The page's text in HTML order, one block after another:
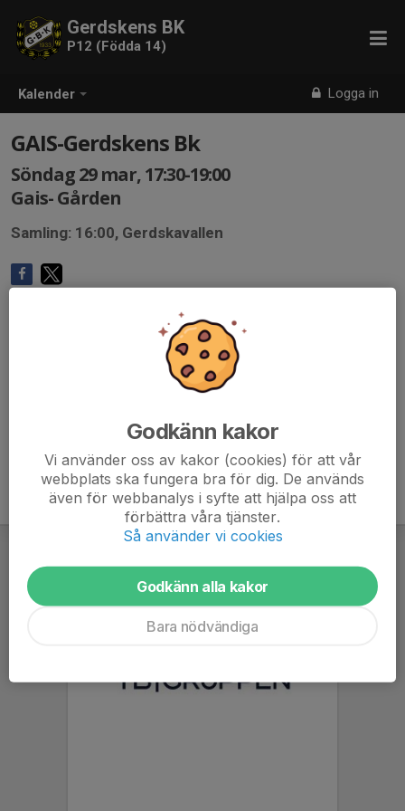
Kalender Logga in
Gerdskens BK
P12 (Födda 14)
GAIS-Gerdskens Bk
Söndag 29 mar, 17:30-19:00
Gais- Gården
Samling: 16:00, Gerdskavallen
Godkänn kakor
Vi använder oss av kakor (cookies) för att vår
webbplats ska fungera bra för dig. De används
även för webbanalys i syfte att hjälpa oss att
förbättra våra tjänster.
Så använder vi cookies
Godkänn alla kakor
Bara nödvändiga